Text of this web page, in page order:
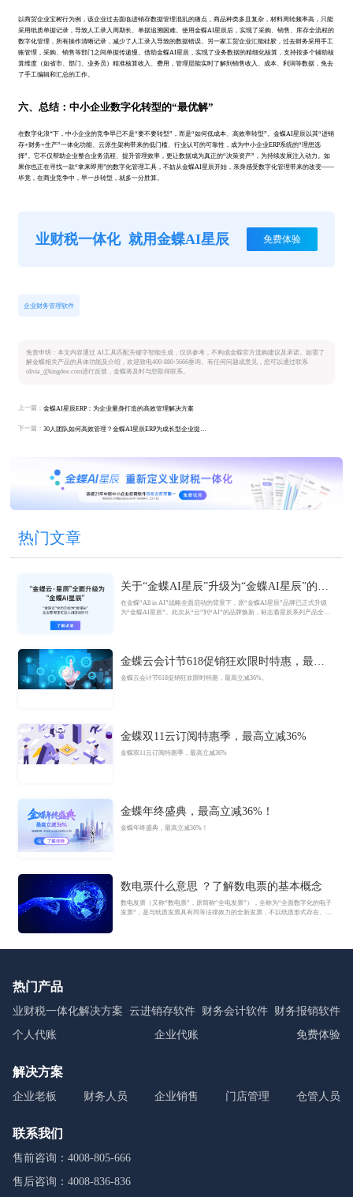
以商贸企业宝树行为例，该企业过去面临进销存数据管理混乱的痛点，商品种类多且复杂，材料周转频率高，只能
采用纸质单据记录，导致人工录入周期长、单据追溯困难。使用金蝶AI星辰后，实现了采购、销售、库存全流程的
数字化管理，所有操作清晰记录，减少了人工录入导致的数据错误。另一家工贸企业汇能硅胶，过去财务采用手工
账管理，采购、销售等部门之间单据传递慢。借助金蝶AI星辰，实现了业务数据的精细化核算，支持按多个辅助核
算维度（如省市、部门、业务员）精准核算收入、费用，管理层能实时了解到销售收入、成本、利润等数据，免去
了手工编辑和汇总的工作。
六、总结：中小企业数字化转型的“最优解”
在数字化浪*下，中小企业的竞争早已不是“要不要转型”，而是“如何低成本、高效率转型”。金蝶AI星辰以其“进销
存+财务+生产”一体化功能、云原生架构带来的低门槛、行业认可的可靠性，成为中小企业ERP系统的“理想选
择”。它不仅帮助企业整合业务流程、提升管理效率，更让数据成为真正的“决策资产”，为持续发展注入动力。如
果你也正在寻找一款“拿来即用”的数字化管理工具，不妨从金蝶AI星辰开始，亲身感受数字化管理带来的改变——
毕竟，在商业竞争中，早一步转型，就多一分胜算。
业财税一体化 就用金蝶AI星辰 免费体验
企业财务管理软件
免责申明：本文内容通过 AI工具匹配关键字智能生成，仅供参考，不构成金蝶官方选购建议及承诺。如需了
解金蝶相关产品的具体功能及介绍，欢迎致电400-880-5666垂询。有任何问题或意见，您可以通过联系
olivia_@kingdee.com进行反馈，金蝶将及时与您取得联系。
上一篇：金蝶AI星辰ERP：为企业量身打造的高效管理解决方案
下一篇： 30人团队如何高效管理？金蝶AI星辰ERP为成长型企业提供专业解决方案
热门文章
关于“金蝶AI星辰”升级为“金蝶AI星辰”的官
方公告
在金蝶“All in AI”战略全面启动的背景下，原“金蝶AI星辰”品牌已正式升级
为“金蝶AI星辰”。此次从“云”到“AI”的品牌焕新，标志着星辰系列产品全面
金蝶云会计节618促销狂欢限时特惠，最高
立减36%
金蝶云会计节618促销狂欢限时特惠，最高立减36%。
金蝶双11云订阅特惠季，最高立减36%
金蝶双11云订阅特惠季，最高立减36%
金蝶年终盛典，最高立减36%！
金蝶年终盛典，最高立减36%！
数电票什么意思 ？了解数电票的基本概念
数电发票（又称“数电票”，原简称“全电发票”），全称为“全面数字化的电子
发票”，是与纸质发票具有同等法律效力的全新发票，不以纸质形式存在、不
热门产品
业财税一体化解决方案 云进销存软件 财务会计软件 财务报销软件
个人代账
企业代账 免费体验
解决方案
企业老板 财务人员 企业销售 门店管理 仓管人员
联系我们
售前咨询：4008-805-666
售后咨询：4008-836-836